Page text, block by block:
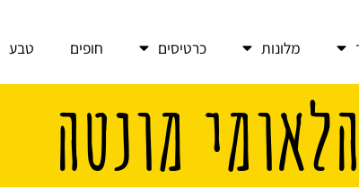
מלונות כרטיסים חופים טבע
מונטה